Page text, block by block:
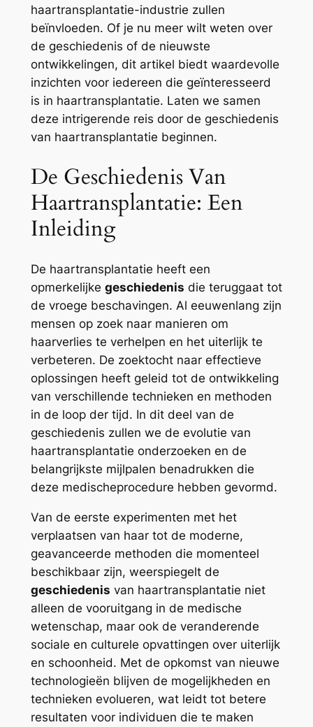
haartransplantatie-industrie zullen
beïnvloeden. Of je nu meer wilt weten over
de geschiedenis of de nieuwste
ontwikkelingen, dit artikel biedt waardevolle
inzichten voor iedereen die geïnteresseerd
is in haartransplantatie. Laten we samen
deze intrigerende reis door de geschiedenis
van haartransplantatie beginnen.
De Geschiedenis Van
Haartransplantatie: Een
Inleiding
De haartransplantatie heeft een
opmerkelijke geschiedenis die teruggaat tot
de vroege beschavingen. Al eeuwenlang zijn
mensen op zoek naar manieren om
haarverlies te verhelpen en het uiterlijk te
verbeteren. De zoektocht naar effectieve
oplossingen heeft geleid tot de ontwikkeling
van verschillende technieken en methoden
in de loop der tijd. In dit deel van de
geschiedenis zullen we de evolutie van
haartransplantatie onderzoeken en de
belangrijkste mijlpalen benadrukken die
deze medischeprocedure hebben gevormd.
Van de eerste experimenten met het
verplaatsen van haar tot de moderne,
geavanceerde methoden die momenteel
beschikbaar zijn, weerspiegelt de
geschiedenis van haartransplantatie niet
alleen de vooruitgang in de medische
wetenschap, maar ook de veranderende
sociale en culturele opvattingen over uiterlijk
en schoonheid. Met de opkomst van nieuwe
technologieën blijven de mogelijkheden en
technieken evolueren, wat leidt tot betere
resultaten voor individuen die te maken